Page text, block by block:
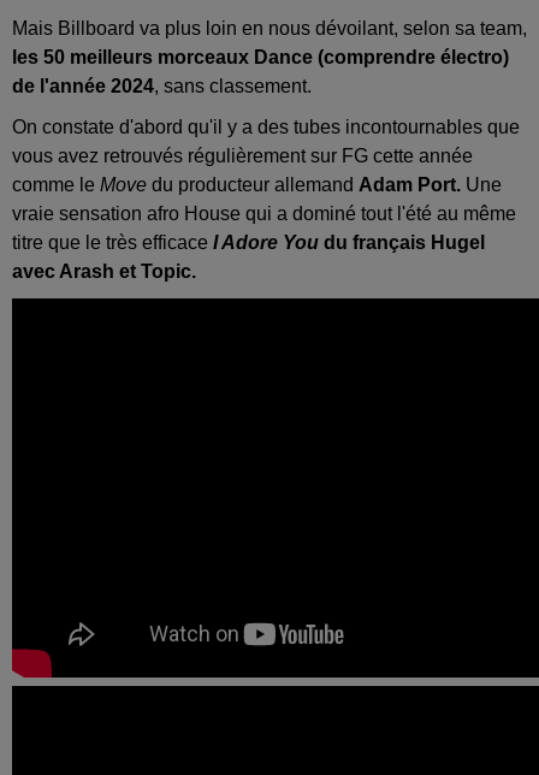
Mais Billboard va plus loin en nous dévoilant, selon sa team,
les 50 meilleurs morceaux Dance (comprendre électro)
de l'année 2024, sans classement.
On constate d'abord qu'il y a des tubes incontournables que
vous avez retrouvés régulièrement sur FG cette année
comme le Move du producteur allemand Adam Port. Une
vraie sensation afro House qui a dominé tout l'été au même
titre que le très efficace I Adore You du français Hugel
avec Arash et Topic.